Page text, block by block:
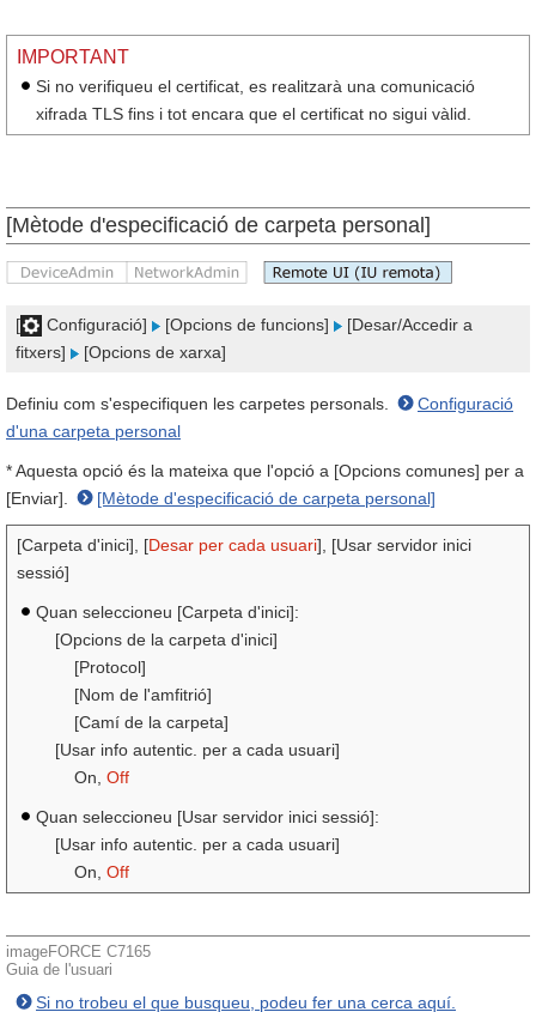
IMPORTANT
Si no verifiqueu el certificat, es realitzarà una comunicació
xifrada TLS fins i tot encara que el certificat no sigui vàlid.
[Mètode d'especificació de carpeta personal]
[ Configuració] [Opcions de funcions]
[Desar/Accedir a
fitxers]
[Opcions de xarxa]
Definiu com s'especifiquen les carpetes personals.
Configuració
d'una carpeta personal
* Aquesta opció és la mateixa que l'opció a [Opcions comunes] per a
[Enviar].
[Mètode d'especificació de carpeta personal]
[Carpeta d'inici], [Desar per cada usuari], [Usar servidor inici
sessió]
Quan seleccioneu [Carpeta d'inici]:
[Opcions de la carpeta d'inici]
[Protocol]
[Nom de l'amfitrió]
[Camí de la carpeta]
[Usar info autentic. per a cada usuari]
On, Off
Quan seleccioneu [Usar servidor inici sessió]:
[Usar info autentic. per a cada usuari]
On, Off
imageFORCE C7165
Guia de l'usuari
Si no trobeu el que busqueu, podeu fer una cerca aquí.